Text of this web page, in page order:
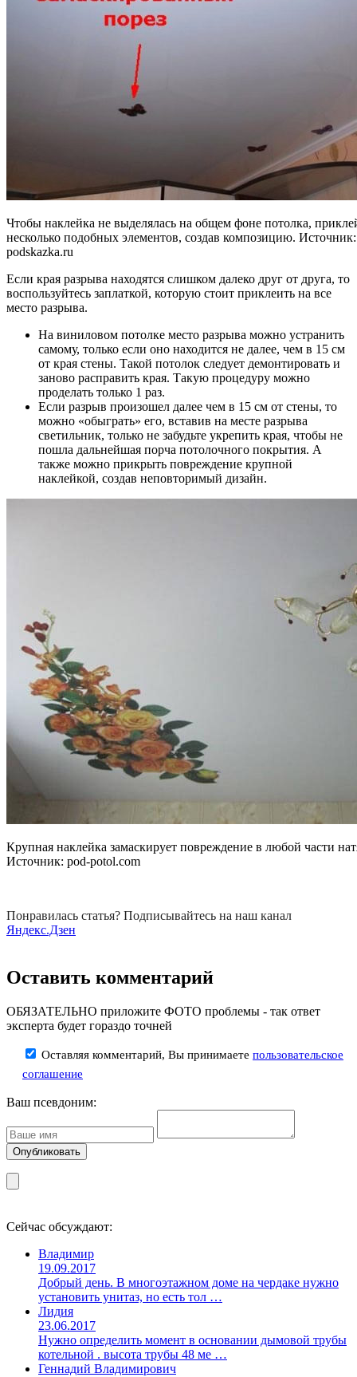
Чтобы наклейка не выделялась на общем фоне потолка,
несколько подобных элементов, создав композицию.
podskazka.ru
Если края разрыва находятся слишком далеко друг от друга, то
воспользуйтесь заплаткой, которую стоит приклеить на все
место разрыва.
На виниловом потолке место разрыва можно устранить
самому, только если оно находится не далее, чем в 15 см
от края стены. Такой потолок следует демонтировать и
заново расправить края. Такую процедуру можно
проделать только 1 раз.
Если разрыв произошел далее чем в 15 см от стены, то
можно «обыграть» его, вставив на месте разрыва
светильник, только не забудьте укрепить края, чтобы не
пошла дальнейшая порча потолочного покрытия. А
также можно прикрыть повреждение крупной
наклейкой, создав неповторимый дизайн.
Крупная наклейка замаскирует повреждение в любой части
Источник: pod-potol.com
Понравилась статья? Подписывайтесь на наш канал
Яндекс.Дзен
Оставить комментарий
ОБЯЗАТЕЛЬНО приложите ФОТО проблемы - так ответ
эксперта будет гораздо точней
Оставляя комментарий, Вы принимаете пользовательское
соглашение
Ваш псевдоним:
Сейчас обсуждают:
Владимир
19.09.2017
Добрый день. В многоэтажном доме на чердаке нужно
установить унитаз, но есть тол …
Лидия
23.06.2017
Нужно определить момент в основании дымовой трубы
котельной . высота трубы 48 ме …
Геннадий Владимирович